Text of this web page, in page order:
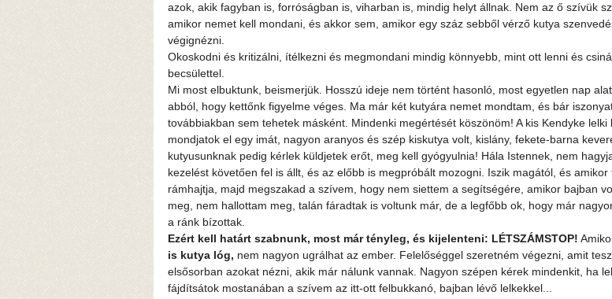
azok, akik fagyban is, forróságban is, viharban is, mindig helyt állnak. Nem az ő szívük
amikor nemet kell mondani, és akkor sem, amikor egy száz sebből vérző kutya
végignézni.
Okoskodni és kritizálni, ítélkezni és megmondani mindig könnyebb, mint ott lenni és
becsülettel.
Mi most elbuktunk, beismerjük. Hosszú ideje nem történt hasonló, most egyetlen nap
abból, hogy kettőnk figyelme véges. Ma már két kutyára nemet mondtam, és bár
továbbiakban sem tehetek másként. Mindenki megértését köszönöm! A kis Kendyke lelki
mondjatok el egy imát, nagyon aranyos és szép kiskutya volt, kislány, fekete-barna
kutyusunknak pedig kérlek küldjetek erőt, meg kell gyógyulnia! Hála Istennek, nem
kezelést követően fel is állt, és az előbb is megpróbált mozogni. Iszik magától, és amikor
rámhajtja, majd megszakad a szívem, hogy nem siettem a segítségére, amikor bajban
meg, nem hallottam meg, talán fáradtak is voltunk már, de a legfőbb ok, hogy már
a ránk bízottak.
Ezért kell határt szabnunk, most már tényleg, és kijelenteni: LÉTSZÁMSTOP!
is kutya lóg, nem nagyon ugrálhat az ember. Felelőséggel szeretném végezni, amit
elsősorban azokat nézni, akik már nálunk vannak. Nagyon szépen kérek mindenkit, ha
fájdítsátok mostanában a szívem az itt-ott felbukkanó, bajban lévő lelkekkel...